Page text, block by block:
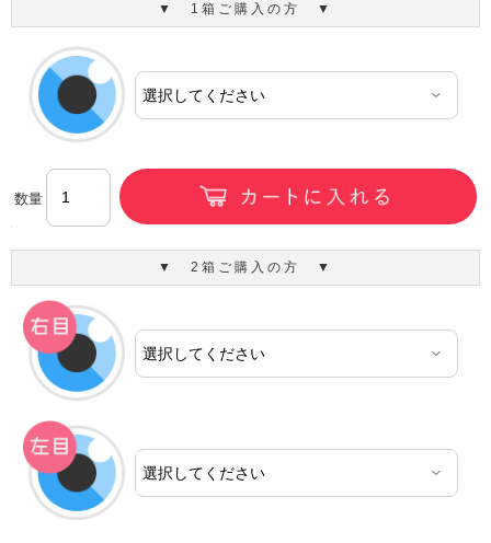
▼ 1箱ご購入の方 ▼
数量
▼ 2箱ご購入の方 ▼